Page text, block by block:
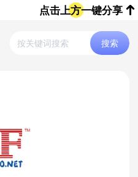
点击上方一键分享
搜索